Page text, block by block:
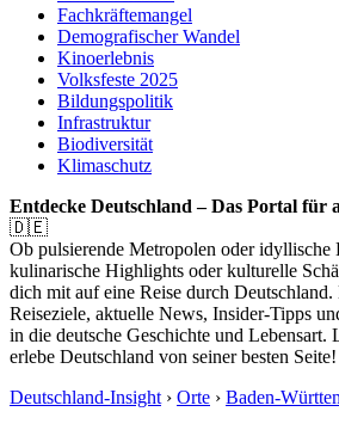
Fachkräftemangel
Demografischer Wandel
Kinoerlebnis
Volksfeste 2025
Bildungspolitik
Infrastruktur
Biodiversität
Klimaschutz
Entdecke Deutschland – Das Portal für
🇩🇪
Ob pulsierende Metropolen oder idyllische
kulinarische Highlights oder kulturelle
dich mit auf eine Reise durch Deutschland.
Reiseziele, aktuelle News, Insider-Tipps
in die deutsche Geschichte und Lebensart.
erlebe Deutschland von seiner besten
Deutschland-Insight › Orte › Baden-